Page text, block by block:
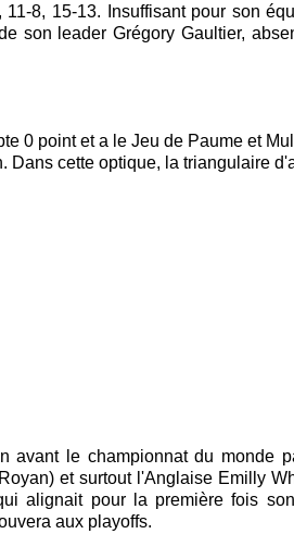
8, 15-13. Insuffisant pour son
son leader Grégory Gaultier,
0 point et a le Jeu de Paume et
cette optique, la triangulaire
le championnat du monde
et surtout l'Anglaise Emilly
alignait pour la première fois
aux playoffs.